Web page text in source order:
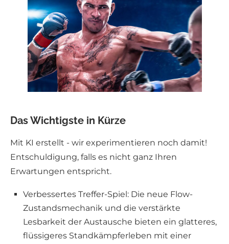
Das Wichtigste in Kürze
Mit KI erstellt - wir experimentieren noch damit!
Entschuldigung, falls es nicht ganz Ihren
Erwartungen entspricht.
Verbessertes Treffer-Spiel: Die neue Flow-
Zustandsmechanik und die verstärkte
Lesbarkeit der Austausche bieten ein glatteres,
flüssigeres Standkämpferleben mit einer